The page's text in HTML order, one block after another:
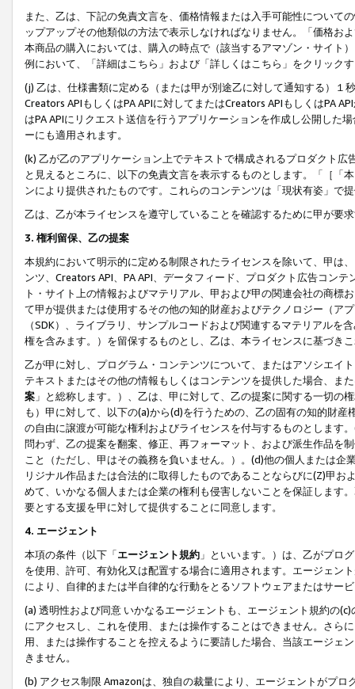
また、乙は、下記の免責文言を、価格情報または入手可能性について
ップアップその他類似の方法で表示しなければなりません。「価格
本商品の購入においては、購入の時点で（該当するアマゾン・サイト
例において、「詳細はこちら」および「詳しくはこちら」をクリック
(j) 乙は、仕様書類に定める（または甲が別途乙に対して通知する）
Creators APIもしくはPA APIに対してまたはCreators APIもしくはPA
はPA APIにリクエスト送信を行うアプリケーションを作成し公開した
ーにも適用されます。
(k) 乙が乙のアプリケーション上でテキストで構成されるプロダクト
と見えるところに、以下の免責文言を表示するものとします。「［「
ンにより提供されたものです。これらのコンテンツは「現状有姿」で
乙は、乙が本ライセンスを遵守していることを確認するために甲が要
3. 権利留保、乙の提案
本規約において明示的に定める制限されたライセンスを除いて、甲は
ンツ、Creators API、PA API、データフィード、プロダクト広告コン
ト・サイト上の情報およびマテリアル、甲および甲の関連会社の商
て甲が提供または使用するその他の知的財産およびテクノロジー（ア
（SDK）、ライブラリ、サンプルコードおよび関連するマテリアル
権を含みます。）を留保するものとし、乙は、本ライセンスに基づき
乙が甲に対し、プログラム・コンテンツについて、またはアソシエイ
テキストまたはその他の情報もしくはコンテンツを提供した場合、ま
案 」と総称します。）、乙は、甲に対して、乙の提案に関する一切
も）甲に対して、以下の(a)から(d)を行うための、乙の固有の知的財
の自由に譲渡が可能な権利およびライセンスを付与するものとします
問わず、乙の提案を翻案、修正、再フォーマット、および派生作品を
こと（ただし、甲はその義務を負いません。）。(d)他の個人または
リジナル作品または合法的に取得したものであることならびに(Z)甲
めて、いかなる個人または企業の権利も侵害しないことを保証します
要とする支援を甲に対して提供することに同意します。
4. エージェント
本項の条件（以下「エージェント規約 」といいます。）は、乙がプロ
を使用、許可、有効化又は配置する場合に適用されます。エージェン
により、自律的または半自律的な行動をとるソフトウェアまたはサー
(a) 透明性および同意 いかなるエージェントも、エージェント規約の
にアクセスし、これを使用、または操作することはできません。さら
用、または操作することを控えるように要請した場合、当該エージェ
きません。
(b) アクセス制限 Amazonは、独自の裁量により、エージェントがプ